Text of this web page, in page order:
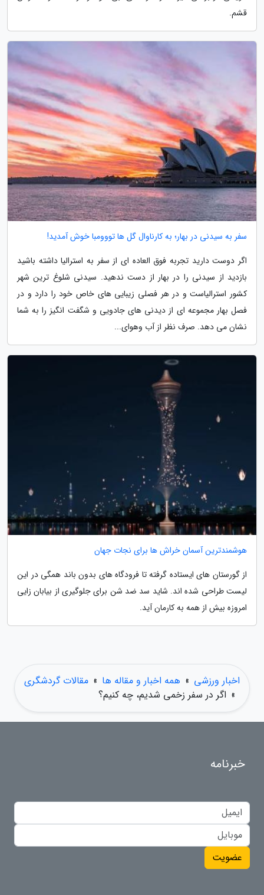
قشم.
سفر به سیدنی در بهار؛ به کارناوال گل ها تووومبا خوش آمدید!
اگر دوست دارید تجربه فوق العاده ای از سفر به استرالیا داشته باشید
بازدید از سیدنی را در بهار از دست ندهید. سیدنی شلوغ ترین شهر
کشور استرالیاست و در هر فصلی زیبایی های خاص خود را دارد و در
فصل بهار مجموعه ای از دیدنی های جادویی و شگفت انگیز را به شما
نشان می دهد. صرف نظر از آب وهوای...
هوشمندترین آسمان خراش ها برای نجات جهان
از گورستان های ایستاده گرفته تا فرودگاه های بدون باند همگی در این
لیست طراحی شده اند. شاید سد ضد شن برای جلوگیری از بیابان زایی
امروزه بیش از همه به کارمان آید.
اخبار ورزشی » همه اخبار و مقاله ها » مقالات گردشگری
» اگر در سفر زخمی شدیم، چه کنیم؟
خبرنامه
عضویت